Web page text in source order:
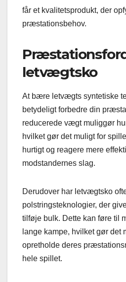
får et kvalitetsprodukt, der
præstationsbehov.
letvægtsko
At bære letvægts syntetiske
betydeligt forbedre din
reducerede vægt muliggør
hvilket gør det muligt for
hurtigt og reagere mere
modstandernes slag.
Derudover har letvægtsko
polstringsteknologier, der
tilføje bulk. Dette kan føre til
lange kampe, hvilket gør det
opretholde deres
hele spillet.